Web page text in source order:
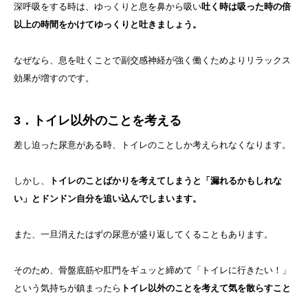
深呼吸をする時は、ゆっくりと息を鼻から吸い吐く時は吸った時の倍
以上の時間をかけてゆっくりと吐きましょう。
なぜなら、息を吐くことで副交感神経が強く働くためよりリラックス
効果が増すのです。
3．トイレ以外のことを考える
差し迫った尿意がある時、トイレのことしか考えられなくなります。
しかし、
トイレのことばかりを考えてしまうと「漏れるかもしれな
い」とドンドン自分を追い込んでしまいます。
また、一旦消えたはずの尿意が盛り返してくることもあります。
そのため、骨盤底筋や肛門をギュッと締めて「トイレに行きたい！」
という気持ちが鎮まったら トイレ以外のことを考えて気を散らすこと